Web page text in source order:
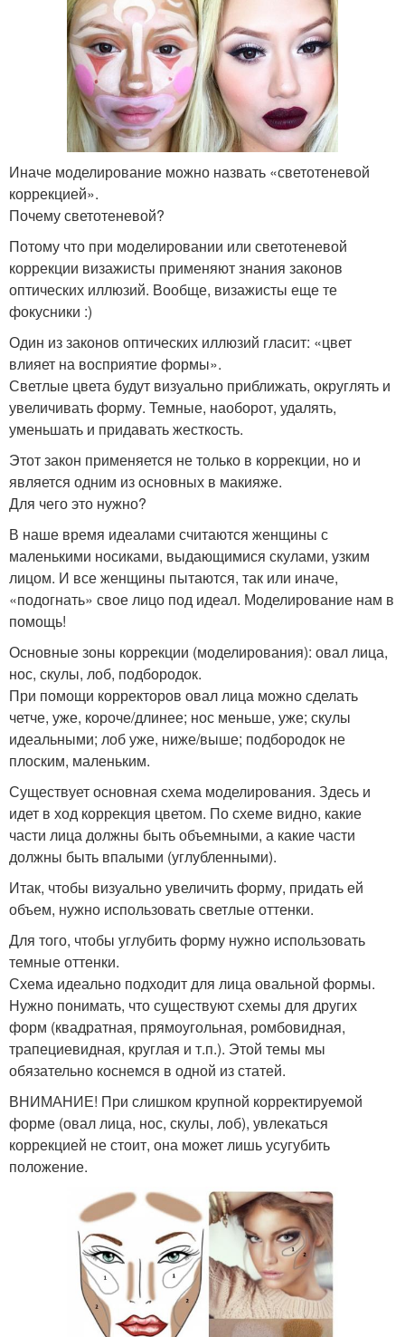
Иначе моделирование можно назвать «светотеневой
коррекцией».
Почему светотеневой?
Потому что при моделировании или светотеневой
коррекции визажисты применяют знания законов
оптических иллюзий. Вообще, визажисты еще те
фокусники :)
Один из законов оптических иллюзий гласит: «цвет
влияет на восприятие формы».
Светлые цвета будут визуально приближать, округлять и
увеличивать форму. Темные, наоборот, удалять,
уменьшать и придавать жесткость.
Этот закон применяется не только в коррекции, но и
является одним из основных в макияже.
Для чего это нужно?
В наше время идеалами считаются женщины с
маленькими носиками, выдающимися скулами, узким
лицом. И все женщины пытаются, так или иначе,
«подогнать» свое лицо под идеал. Моделирование нам в
помощь!
Основные зоны коррекции (моделирования): овал лица,
нос, скулы, лоб, подбородок.
При помощи корректоров овал лица можно сделать
четче, уже, короче/длинее; нос меньше, уже; скулы
идеальными; лоб уже, ниже/выше; подбородок не
плоским, маленьким.
Существует основная схема моделирования. Здесь и
идет в ход коррекция цветом. По схеме видно, какие
части лица должны быть объемными, а какие части
должны быть впалыми (углубленными).
Итак, чтобы визуально увеличить форму, придать ей
объем, нужно использовать светлые оттенки.
Для того, чтобы углубить форму нужно использовать
темные оттенки.
Схема идеально подходит для лица овальной формы.
Нужно понимать, что существуют схемы для других
форм (квадратная, прямоугольная, ромбовидная,
трапециевидная, круглая и т.п.). Этой темы мы
обязательно коснемся в одной из статей.
ВНИМАНИЕ! При слишком крупной корректируемой
форме (овал лица, нос, скулы, лоб), увлекаться
коррекцией не стоит, она может лишь усугубить
положение.